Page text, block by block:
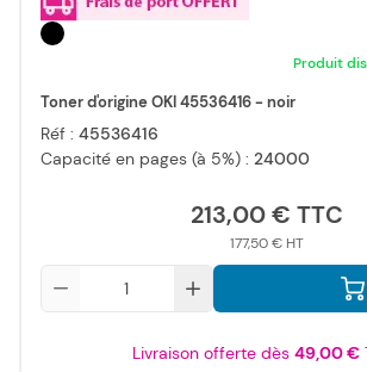
Produit
Toner d'origine OKI 45536416 - noir
Réf : 45536416
Capacité en pages (à 5%) : 24000
213,00 €
177,50 €
Livraison offerte dès 49,00 €